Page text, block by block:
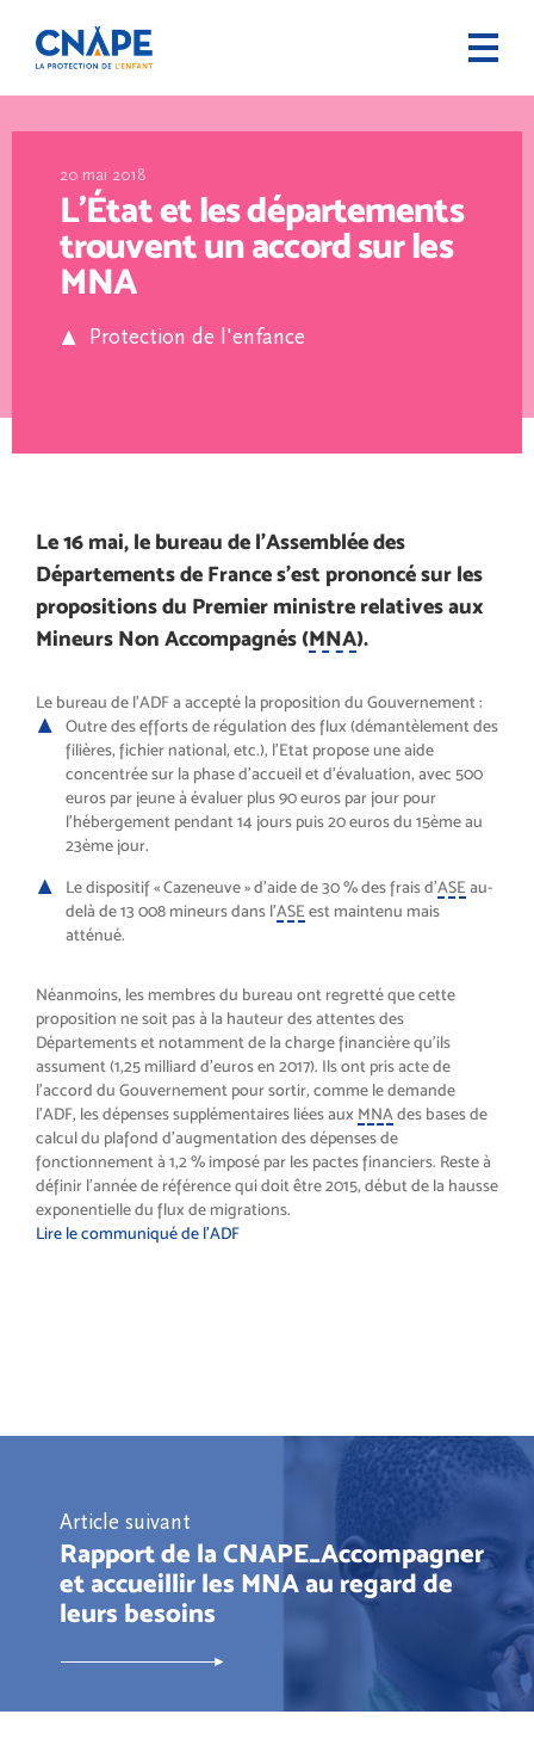
20 mai 2018
L’État et les départements
trouvent un accord sur les
MNA
Protection de l'enfance
Le 16 mai, le bureau de l’Assemblée des
Départements de France s’est prononcé sur les
propositions du Premier ministre relatives aux
Mineurs Non Accompagnés (MNA).
Le bureau de l’ADF a accepté la proposition du Gouvernement :
Outre des efforts de régulation des flux (démantèlement des
filières, fichier national, etc.), l’Etat propose une aide
concentrée sur la phase d’accueil et d’évaluation, avec 500
euros par jeune à évaluer plus 90 euros par jour pour
l’hébergement pendant 14 jours puis 20 euros du 15ème au
23ème jour.
Le dispositif « Cazeneuve » d’aide de 30 % des frais d’ASE au-
delà de 13 008 mineurs dans l’ASE est maintenu mais
atténué.
Néanmoins, les membres du bureau ont regretté que cette
proposition ne soit pas à la hauteur des attentes des
Départements et notamment de la charge financière qu’ils
assument (1,25 milliard d’euros en 2017). Ils ont pris acte de
l’accord du Gouvernement pour sortir, comme le demande
l’ADF, les dépenses supplémentaires liées aux MNA des bases de
calcul du plafond d’augmentation des dépenses de
fonctionnement à 1,2 % imposé par les pactes financiers. Reste à
définir l’année de référence qui doit être 2015, début de la hausse
exponentielle du flux de migrations.
Lire le communiqué de l’ADF
Article suivant
Rapport de la CNAPE_Accompagner
et accueillir les MNA au regard de
leurs besoins